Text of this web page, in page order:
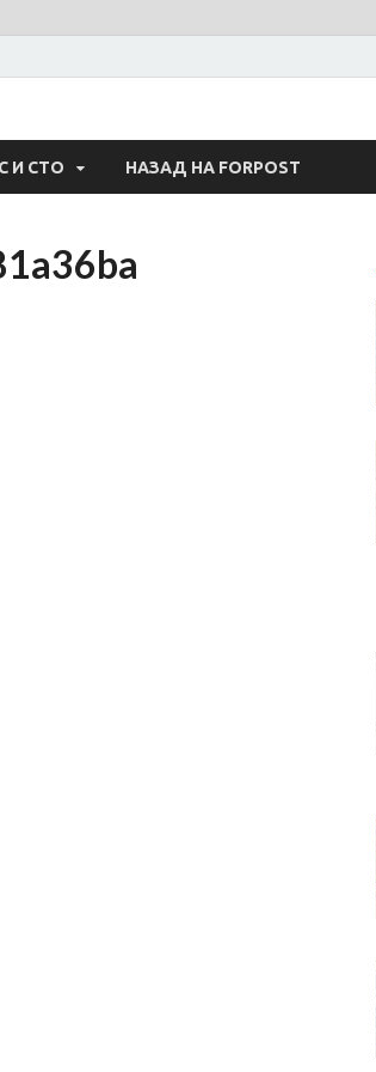
И СТО НАЗАД НА FORPOST